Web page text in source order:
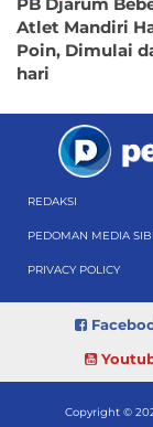
Atlet Mandiri
Poin, Dimulai
hari
REDAKSI
PEDOMAN MEDIA
PRIVACY POLICY
Copyright ©